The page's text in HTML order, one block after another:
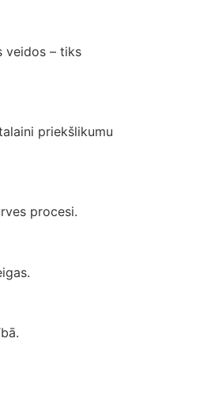
veidos – tiks
priekšlikumu
procesi.